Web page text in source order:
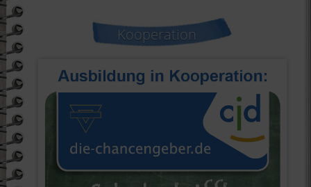
Kooperation